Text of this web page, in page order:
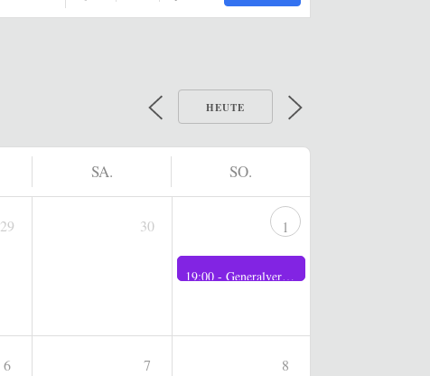
HEUTE
SA. SO.
29 30 1
19:00 - Generalversammlung
6 7 8